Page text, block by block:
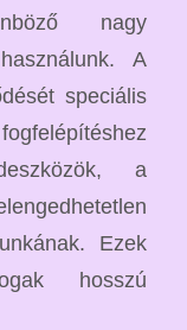
nagy
A
speciális
a
Ezek
hosszú